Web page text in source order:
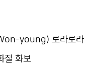
young) 로라로라
질 화보